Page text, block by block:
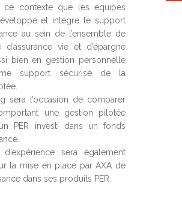
ce contexte que les équipes
et intégré le support
au sein de l’ensemble de
d’assurance vie et d’épargne
bien en gestion personnelle
support sécurisé de la
sera l’occasion de comparer
une gestion pilotée
PER investi dans un fonds
sera également
la mise en place par AXA de
dans ses produits PER.